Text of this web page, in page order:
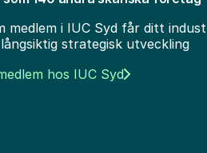
medlem i IUC Syd får ditt
strategisk utveckling
hos IUC Syd